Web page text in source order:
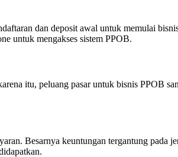
dan deposit awal untuk memulai
untuk mengakses sistem PPOB.
itu, peluang pasar untuk bisnis PPOB
Besarnya keuntungan tergantung pada